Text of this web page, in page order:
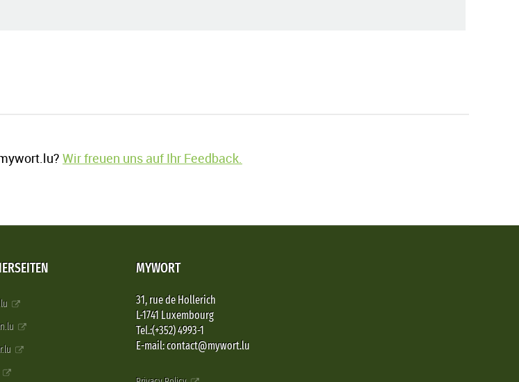
Wir freuen uns auf Ihr Feedback.
MYWORT
31, rue de Hollerich
L-1741 Luxembourg
Tel.:(+352) 4993-1
E-mail: contact@mywort.lu